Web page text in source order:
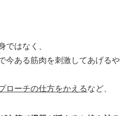
ではなく、
今ある筋肉を刺激してあげるや
ローチの仕方をかえるなど、